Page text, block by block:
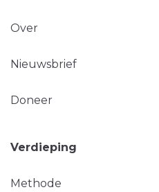
Over
Nieuwsbrief
Doneer
Verdieping
Methode